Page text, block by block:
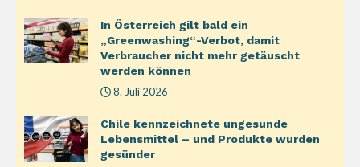
In Österreich gilt bald ein
„Greenwashing“-Verbot, damit
Verbraucher nicht mehr getäuscht
werden können
8. Juli 2026
Chile kennzeichnete ungesunde
Lebensmittel – und Produkte wurden
gesünder